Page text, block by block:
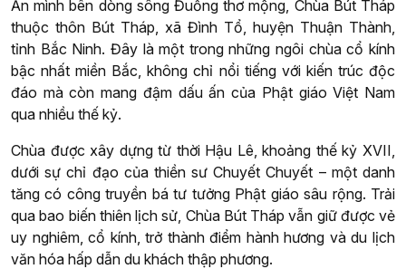
Ẩn mình bên dòng sông Đuống thơ mộng, Chùa Bút Tháp
thuộc thôn Bút Tháp, xã Đình Tổ, huyện Thuận Thành,
tỉnh Bắc Ninh. Đây là một trong những ngôi chùa cổ kính
bậc nhất miền Bắc, không chỉ nổi tiếng với kiến trúc độc
đáo mà còn mang đậm dấu ấn của Phật giáo Việt Nam
qua nhiều thế kỷ.
Chùa được xây dựng từ thời Hậu Lê, khoảng thế kỷ XVII,
dưới sự chỉ đạo của thiền sư Chuyết Chuyết – một danh
tăng có công truyền bá tư tưởng Phật giáo sâu rộng. Trải
qua bao biến thiên lịch sử, Chùa Bút Tháp vẫn giữ được vẻ
uy nghiêm, cổ kính, trở thành điểm hành hương và du lịch
văn hóa hấp dẫn du khách thập phương.